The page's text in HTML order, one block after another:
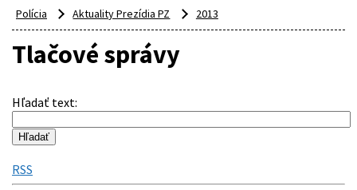
Polícia Aktuality Prezídia PZ 2013
Tlačové správy
Hľadať text:
RSS